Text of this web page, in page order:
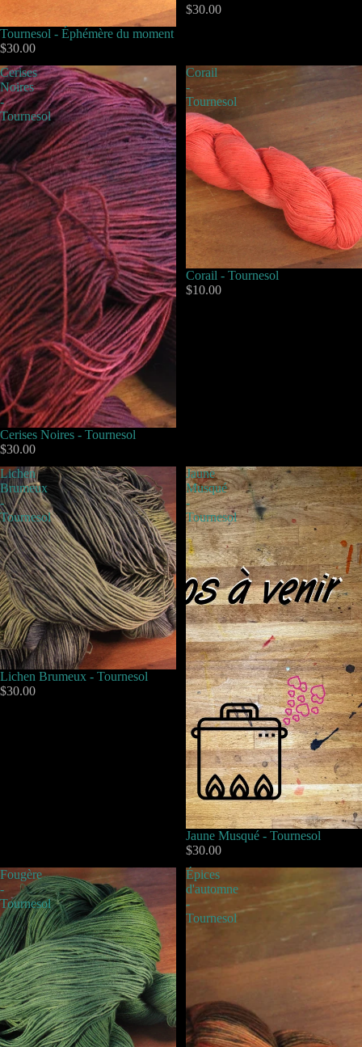
Tournesol - Éphémère du moment
$30.00
$30.00
Cerises
Noires
-
Tournesol
Cerises Noires - Tournesol
$30.00
Corail
-
Tournesol
Corail - Tournesol
$10.00
Lichen
Brumeux
-
Tournesol
Lichen Brumeux - Tournesol
$30.00
Jaune
Musqué
-
Tournesol
Jaune Musqué - Tournesol
$30.00
Fougère
-
Tournesol
Épices
d'automne
-
Tournesol